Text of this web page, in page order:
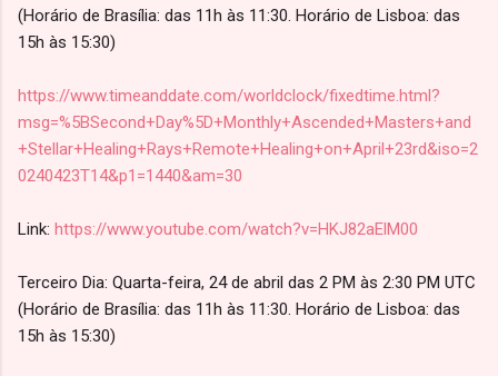
(Horário de Brasília: das 11h às 11:30. Horário de Lisboa: das
15h às 15:30)
https://www.timeanddate.com/worldclock/fixedtime.html?
msg=%5BSecond+Day%5D+Monthly+Ascended+Masters+and
+Stellar+Healing+Rays+Remote+Healing+on+April+23rd&iso=2
0240423T14&p1=1440&am=30
Link: https://www.youtube.com/watch?v=HKJ82aElM00
Terceiro Dia: Quarta-feira, 24 de abril das 2 PM às 2:30 PM UTC
(Horário de Brasília: das 11h às 11:30. Horário de Lisboa: das
15h às 15:30)